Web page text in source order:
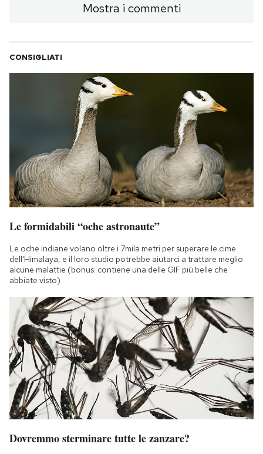
Hai bisogno di aiuto?Mostra i commenti
CONSIGLIATI
Le formidabili “oche astronaute”
Le oche indiane volano oltre i 7mila metri per superare le cime
dell'Himalaya, e il loro studio potrebbe aiutarci a trattare meglio
alcune malattie (bonus: contiene una delle GIF più belle che
abbiate visto)
Dovremmo sterminare tutte le zanzare?